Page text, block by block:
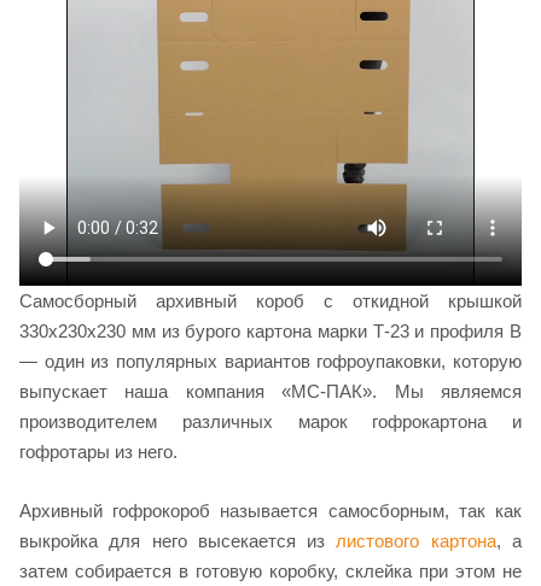
Самосборный архивный короб с откидной крышкой
330х230х230 мм из бурого картона марки Т-23 и профиля В
— один из популярных вариантов гофроупаковки, которую
выпускает наша компания «МС-ПАК». Мы являемся
производителем различных марок гофрокартона и
гофротары из него.
Архивный гофрокороб называется самосборным, так как
выкройка для него высекается излистового картона, а
затем собирается в готовую коробку, склейка при этом не